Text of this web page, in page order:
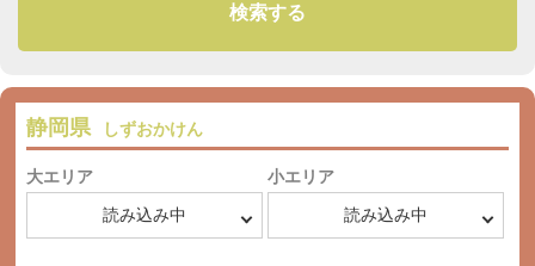
検索する
静岡県 しずおかけん
大エリア 小エリア